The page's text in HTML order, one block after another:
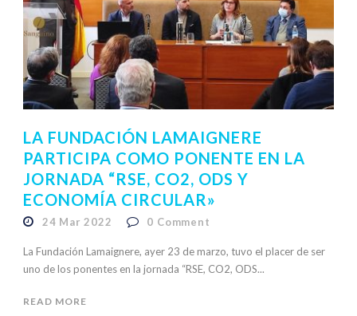
LA FUNDACIÓN LAMAIGNERE
PARTICIPA COMO PONENTE EN LA
JORNADA “RSE, CO2, ODS Y
ECONOMÍA CIRCULAR»
24 Mar 2022 0 Comment
La Fundación Lamaignere, ayer 23 de marzo, tuvo el placer de ser
uno de los ponentes en la jornada “RSE, CO2, ODS...
READ MORE